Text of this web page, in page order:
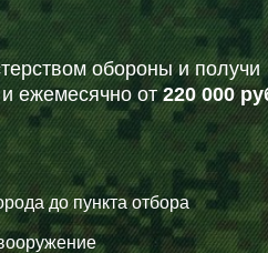
обороны и получи
ежемесячно от220 000
до пункта отбора